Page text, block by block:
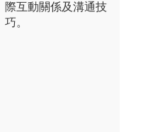
際互動關係及溝通技
巧。